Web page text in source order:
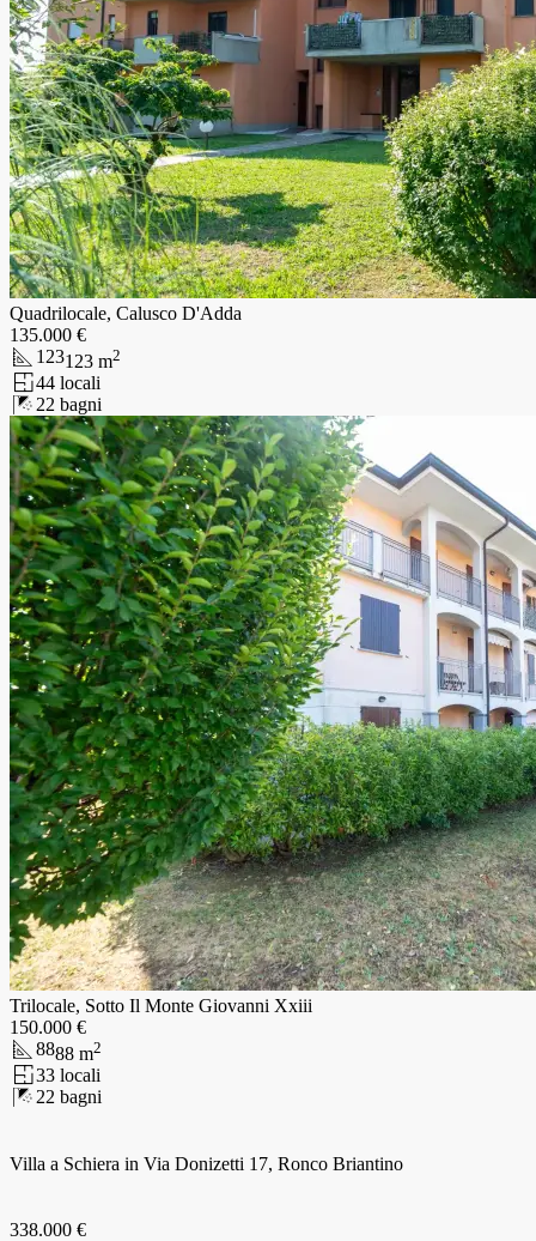
Quadrilocale, Calusco D'Adda
135.000 €
123123 m2
44 locali
22 bagni
Trilocale, Sotto Il Monte Giovanni Xxiii
150.000 €
8888 m2
33 locali
22 bagni
Villa a Schiera in Via Donizetti 17, Ronco Briantino
338.000 €